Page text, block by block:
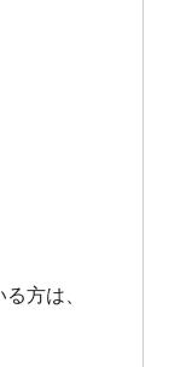
方は、